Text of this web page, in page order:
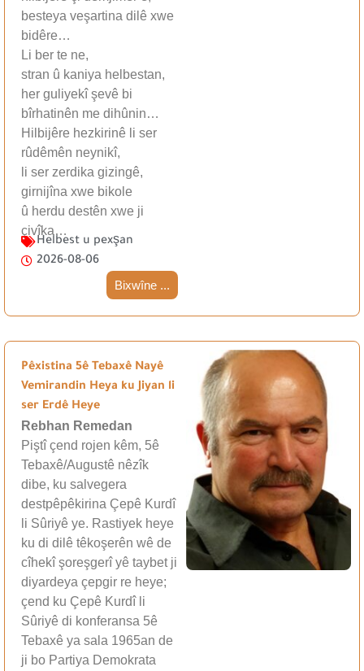
besteya veşartina dilê xwe
bidêre…
Li ber te ne,
stran û kaniya helbestan,
her guliyekî şevê bi
bîrhatinên me dihûnin…
Hilbijêre hezkirinê li ser
rûdêmên neynikî,
li ser zerdika gizingê,
girnijîna xwe bikole
û herdu destên xwe ji
çivîka…
Helbest u pexşan
2026-08-06
Bixwîne ...
Pêxistina 5ê Tebaxê Nayê
Vemirandin Heya ku Jiyan li
ser Erdê Heye
Rebhan Remedan
Piştî çend rojen kêm, 5ê
Tebaxê/Augustê nêzîk
dibe, ku salvegera
destpêpêkirina Çepê Kurdî
li Sûriyê ye. Rastiyek heye
ku di dilê têkoşerên wê de
cîhekî şoreşgerî yê taybet ji
diyardeya çepgir re heye;
çend ku Çepê Kurdî li
Sûriyê di konferansa 5ê
Tebaxê ya sala 1965an de
ji bo Partiya Demokrata